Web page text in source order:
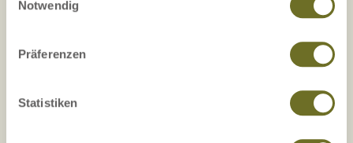
haben.
Notwendig
Präferenzen
Statistiken